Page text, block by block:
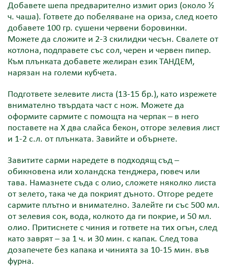
Добавете шепа предварително измит ориз (около ½
ч. чаша). Гответе до побеляване на ориза, след което
добавете 100 гр. сушени червени боровинки.
Можете да сложите и 2-3 скилидки чесън. Свалете от
котлона, подправете със сол, черен и червен пипер.
Към плънката добавете желиран език ТАНДЕМ,
нарязан на големи кубчета.
Подгответе зелевите листа (13-15 бр.), като изрежете
внимателно твърдата част с нож. Можете да
оформите сармите с помощта на черпак – в него
поставете на X два слайса бекон, отгоре зелевия лист
и 1-2 с.л. от плънката. Завийте и обърнете.
Завитите сарми наредете в подходящ съд –
обикновена или холандска тенджера, гювеч или
тава. Намазнете съда с олио, сложете няколко листа
от зелето, така че да покрият дъното. Отгоре редете
сармите плътно и внимателно. Залейте ги със 500 мл.
от зелевия сок, вода, колкото да ги покрие, и 50 мл.
олио. Притиснете с чиния и гответе на тих огън, след
като заврят – за 1 ч. и 30 мин. с капак. След това
дозапечете без капака и чинията за 10-15 мин. във
фурна.